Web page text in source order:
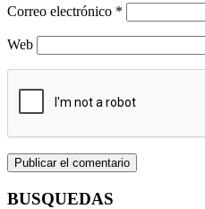
Correo electrónico *
Web
BUSQUEDAS